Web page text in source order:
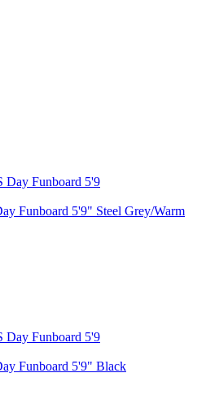
Funboard 5'9" Steel Grey/Warm
Funboard 5'9" Black